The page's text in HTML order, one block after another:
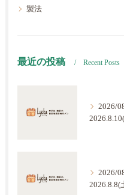
製法
最近の投稿 Recent Posts
2026/
2026/
2026.8.8(